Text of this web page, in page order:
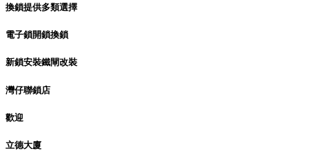
換鎖提供多類選擇
電子鎖開鎖換鎖
新鎖安裝鐵閘改裝
灣仔聯鎖店
歡迎
立德大廈